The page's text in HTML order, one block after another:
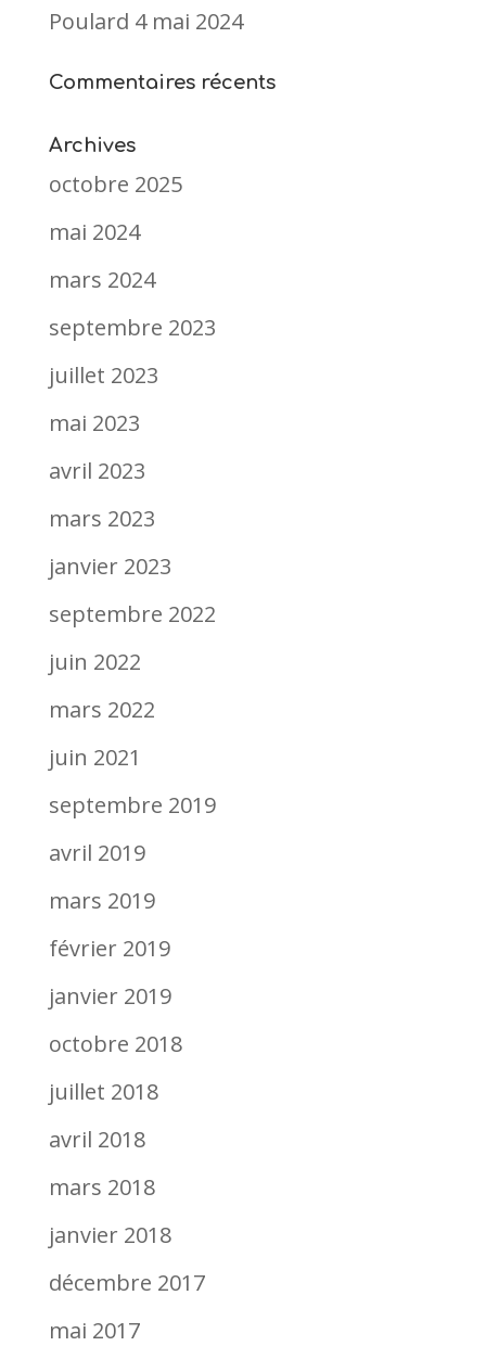
Poulard 4 mai 2024
Commentaires récents
Archives
octobre 2025
mai 2024
mars 2024
septembre 2023
juillet 2023
mai 2023
avril 2023
mars 2023
janvier 2023
septembre 2022
juin 2022
mars 2022
juin 2021
septembre 2019
avril 2019
mars 2019
février 2019
janvier 2019
octobre 2018
juillet 2018
avril 2018
mars 2018
janvier 2018
décembre 2017
mai 2017